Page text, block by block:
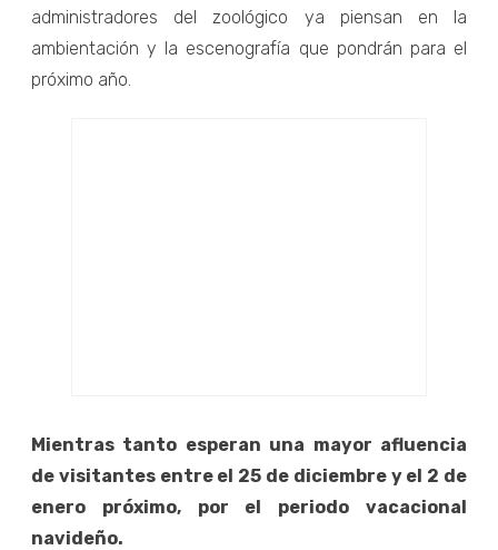
administradores del zoológico ya piensan en la
ambientación y la escenografía que pondrán para el
próximo año.
Mientras tanto esperan una mayor afluencia
de visitantes entre el 25 de diciembre y el 2 de
enero próximo, por el periodo vacacional
navideño.